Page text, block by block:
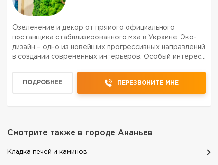
Озеленение и декор от прямого официального
поставщика стабилизированного мха в Украине. Эко-
дизайн – одно из новейших прогрессивных направлений
в создании современных интерьеров. Особый интерес
все...
ПОДРОБНЕЕ ПЕРЕЗВОНИТЕ МНЕ
Смотрите также в городе Ананьев
Кладка печей и каминов